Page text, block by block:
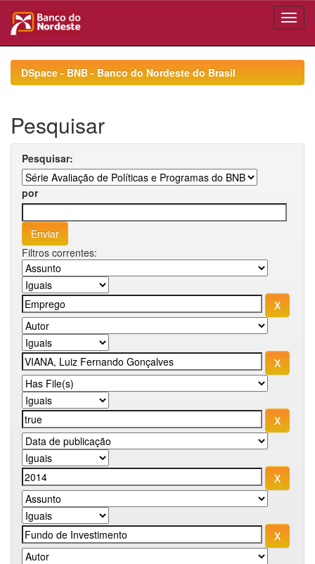
navigationDSpace - BNB - Banco do Nordeste do Brasil
Pesquisar
Pesquisar:
por
Filtros correntes: